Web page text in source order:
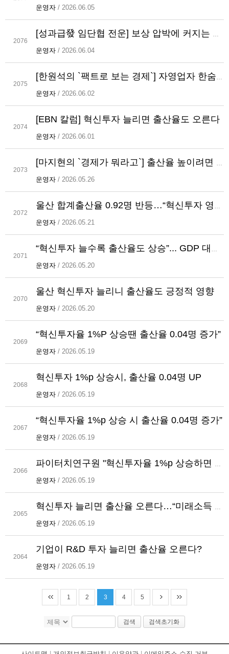
운영자 / 2026.06.05
2076
[성과급發 임단협 전운] 보상 압박에 커지는 재무 부담
운영자 / 2026.06.04
2075
[한원석의 `팩트로 보는 경제`] 자영업자 한숨 깊어지는데...최저임금 또 올릴 텐가
운영자 / 2026.06.02
2074
[EBN 칼럼] 혁신투자 늘리면 출산율도 오른다
운영자 / 2026.06.01
2073
[마지현의 `경제가 뭐라고`] 출산율 높이려면 기업 혁신투자 확대해야
운영자 / 2026.05.26
2072
울산 합계출산율 0.92명 반등…“혁신투자 영향” 분석
운영자 / 2026.05.21
2071
“혁신투자 늘수록 출산율도 상승”... GDP 대비 투자 1%p↑ 출산율 0.04명↑
운영자 / 2026.05.20
2070
울산 혁신투자 늘리니 출산율도 긍정적 영향
운영자 / 2026.05.20
2069
“혁신투자율 1%P 상승땐 출산율 0.04명 증가”
운영자 / 2026.05.19
2068
혁신투자 1%p 상승시, 출산율 0.04명 UP
운영자 / 2026.05.19
2067
“혁신투자율 1%p 상승 시 출산율 0.04명 증가”
운영자 / 2026.05.19
2066
파이터치연구원 "혁신투자율 1%p 상승하면 합계출산율 0.04명 늘어난다"
운영자 / 2026.05.19
2065
혁신투자 늘리면 출산율 오른다…“미래소득 상승 기대”
운영자 / 2026.05.19
2064
기업이 R&D 투자 늘리면 출산율 오른다?
운영자 / 2026.05.19
1 2 3 4 5
검색 검색초기화